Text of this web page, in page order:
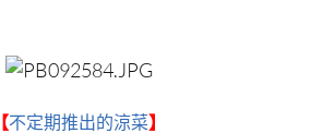
【不定期推出的涼菜】